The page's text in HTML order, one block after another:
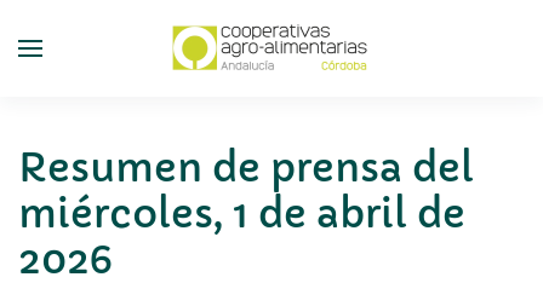
Resumen de prensa del
miércoles, 1 de abril de
2026